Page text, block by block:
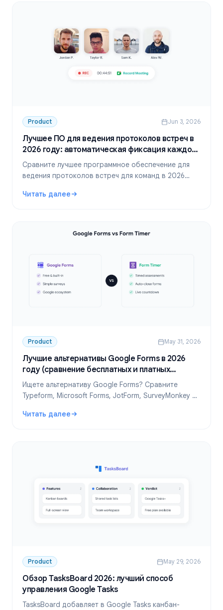
Product Jun 3, 2026
Лучшее ПО для ведения протоколов встреч в
2026 году: автоматическая фиксация каждого
решения
Сравните лучшее программное обеспечение для
ведения протоколов встреч для команд в 2026
список задач, чтобы ничего не потерялось после
Читать далее
: Лучшее ПО для ведения протоколов встреч в 2026
Product May 31, 2026
Лучшие альтернативы Google Forms в 2026
году (сравнение бесплатных и платных
вариантов)
Ищете альтернативу Google Forms? Сравните
Typeform, Microsoft Forms, JotForm, SurveyMonkey и
форм для ваших задач.
Читать далее
: Лучшие альтернативы Google Forms в 2026 году
Product May 29, 2026
Обзор TasksBoard 2026: лучший способ
управления Google Tasks
TasksBoard добавляет в Google Tasks канбан-